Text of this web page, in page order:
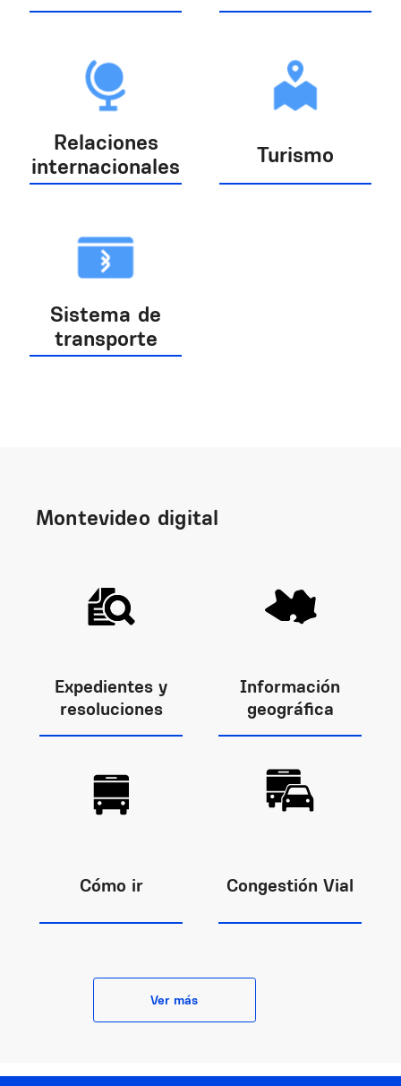
Relaciones
internacionales
Turismo
Sistema de
transporte
Montevideo digital
Expedientes y
resoluciones
Información
geográfica
Cómo ir Congestión Vial
Ver más